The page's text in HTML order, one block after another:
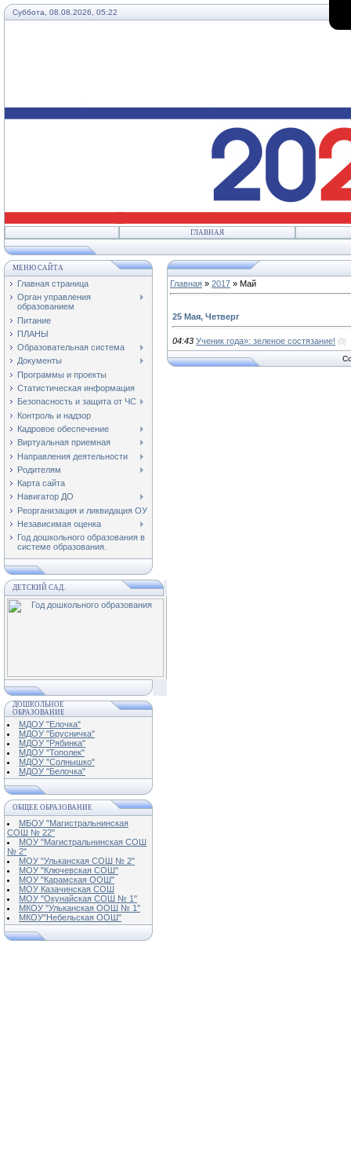
Суббота, 08.08.2026, 05:22
ГЛАВНАЯ
МЕНЮ САЙТА
Главная страница
Орган управления
образованием
Питание
ПЛАНЫ
Образовательная система
Документы
Программы и проекты
Статистическая информация
Безопасность и защита от ЧС
Контроль и надзор
Кадровое обеспечение
Виртуальная приемная
Направления деятельности
Родителям
Карта сайта
Навигатор ДО
Реорганизация и ликвидация ОУ
Независимая оценка
Год дошкольного образования в
системе образования.
ДЕТСКИЙ САД.
ДОШКОЛЬНОЕ
ОБРАЗОВАНИЕ
МДОУ "Елочка"
МДОУ "Брусничка"
МДОУ "Рябинка"
МДОУ "Тополек"
МДОУ "Солнышко"
МДОУ "Белочка"
ОБЩЕЕ ОБРАЗОВАНИЕ
МБОУ "Магистральнинская
СОШ № 22"
МОУ "Магистральнинская СОШ
№ 2"
МОУ "Ульканская СОШ № 2"
МОУ "Ключевская СОШ"
МОУ "Карамская ООШ"
МОУ Казачинская СОШ
МОУ "Окунайская СОШ № 1"
МКОУ "Ульканская ООШ № 1"
МКОУ"Небельская ООШ"
Главная » 2017 » Май
25 Мая, Четверг
04:43 Ученик года»: зеленое состязание! (0)